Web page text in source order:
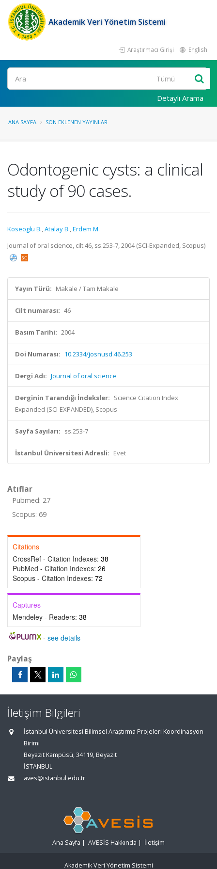
Akademik Veri Yönetim Sistemi
Araştırmacı Girişi English
Ara
Detaylı Arama
ANA SAYFA SON EKLENEN YAYINLAR
Odontogenic cysts: a clinical
study of 90 cases.
Koseoglu B.,Atalay B.,Erdem M.
Journal of oral science, cilt.46, ss.253-7, 2004 (SCI-Expanded, Scopus)
Yayın Türü: Makale / Tam Makale
Cilt numarası: 46
Basım Tarihi: 2004
Doi Numarası: 10.2334/josnusd.46.253
Dergi Adı: Journal of oral science
Derginin Tarandığı İndeksler: Science Citation Index
Expanded (SCI-EXPANDED), Scopus
Sayfa Sayıları: ss.253-7
İstanbul Üniversitesi Adresli: Evet
Atıflar
Pubmed: 27
Scopus: 69
Citations
CrossRef - Citation Indexes: 38
PubMed - Citation Indexes: 26
Scopus - Citation Indexes: 72
Captures
Mendeley - Readers: 38
- see details
Paylaş
İletişim Bilgileri
İstanbul Üniversitesi Bilimsel Araştırma Projeleri Koordinasyon
Birimi
Beyazıt Kampüsü, 34119, Beyazıt
İSTANBUL
aves@istanbul.edu.tr
Ana Sayfa | AVESİS Hakkında | İletişim
Akademik Veri Yönetim Sistemi